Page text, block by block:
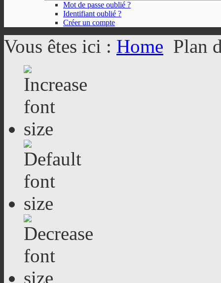
Mot de passe oublié ?
Identifiant oublié ?
Créer un compte
Vous êtes ici : Home Plan